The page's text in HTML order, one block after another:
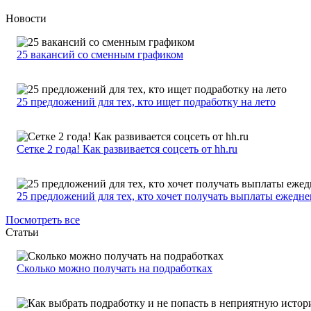
Новости
25 вакансий со сменным графиком
25 предложений для тех, кто ищет подработку на лето
Сетке 2 года! Как развивается соцсеть от hh.ru
25 предложений для тех, кто хочет получать выплаты
Посмотреть все
Статьи
Сколько можно получать на подработках